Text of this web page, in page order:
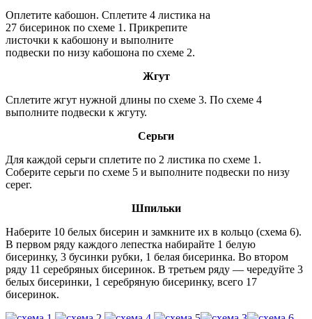
Оплетите кабошон. Сплетите 4 листика на
27 бисеринок по схеме 1. Прикрепите
листочки к кабошону и выполните
подвески по низу кабошона по схеме 2.
Жгут
Сплетите жгут нужной длины по схеме 3. По схеме 4
выполните подвески к жгуту.
Серьги
Для каждой серьги сплетите по 2 листика по схеме 1.
Соберите серьги по схеме 5 и выполните подвески по низу
серег.
Шпильки
Наберите 10 белых бисерин и замкните их в кольцо (схема 6).
В первом ряду каждого лепестка набирайте 1 белую
бисеринку, 3 бусинки рубки, 1 белая бисеринка. Во втором
ряду 11 серебряных бисеринок. В третьем ряду — чередуйте 3
белых бисеринки, 1 серебряную бисеринку, всего 17
бисеринок.